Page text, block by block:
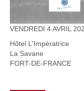
VENDREDI 4 AVRIL
Hôtel L'Impératrice
La Savane
FORT-DE-FRANCE